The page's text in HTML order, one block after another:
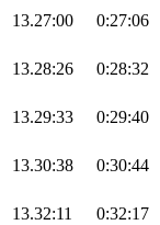
13.27:00 0:27:06
13.28:26 0:28:32
13.29:33 0:29:40
13.30:38 0:30:44
13.32:11 0:32:17